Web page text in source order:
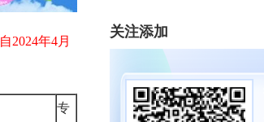
自2024年4月
专
关注添加